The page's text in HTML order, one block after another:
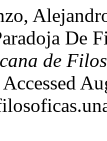
De
de